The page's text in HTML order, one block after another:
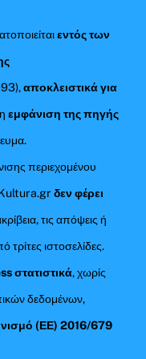
εντός των
αποκλειστικά για
εμφάνιση της πηγής
περιεχομένου
Kultura.grδεν φέρει
τις απόψεις ή
ιστοσελίδες.
στατιστικά, χωρίς
δεδομένων,
(ΕΕ) 2016/679